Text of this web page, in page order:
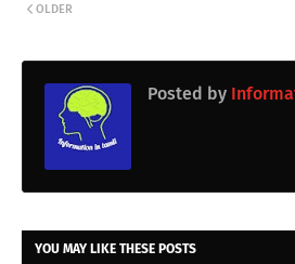
OLDER
Posted by
YOU MAY LIKE THESE POSTS